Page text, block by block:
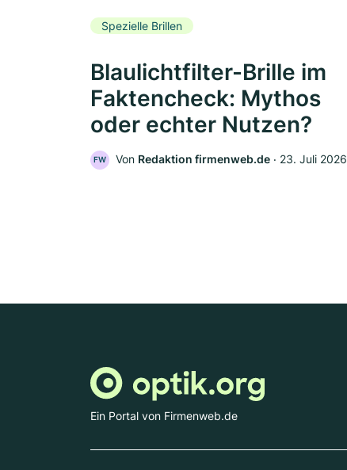
Spezielle Brillen
Blaulichtfilter-Brille im
Faktencheck: Mythos
oder echter Nutzen?
FW Von Redaktion firmenweb.de ‧ 23. Juli 2026
Ein Portal von Firmenweb.de